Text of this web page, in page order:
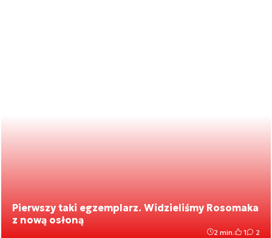
Pierwszy taki egzemplarz. Widzieliśmy Rosomaka
z nową osłoną
2 min. 1 2